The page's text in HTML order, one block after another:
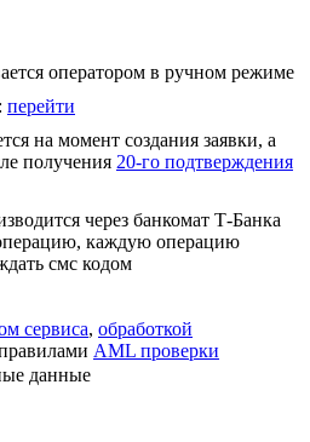
оператором в ручном режиме
перейти
на момент создания заявки, а
получения 20-го подтверждения
через банкомат Т-Банка
каждую операцию
смс кодом
сервиса, обработкой
AML проверки
данные